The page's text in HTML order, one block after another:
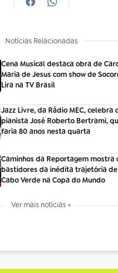
Notícias Relacionadas
Cena Musical destaca obra de
Maria de Jesus com show de
Lira na TV Brasil
Jazz Livre, da Rádio MEC, celebra
pianista José Roberto Bertrami,
faria 80 anos nesta quarta
Caminhos da Reportagem mostra
bastidores da inédita trajetória de
Cabo Verde na Copa do Mundo
Ver mais notícias +